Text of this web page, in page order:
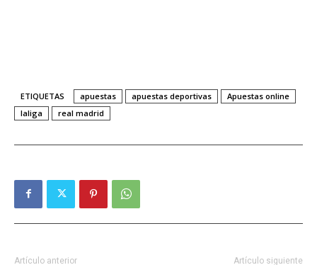
ETIQUETAS apuestas apuestas deportivas
Apuestas online
laliga
real madrid
Artículo anterior Artículo siguiente